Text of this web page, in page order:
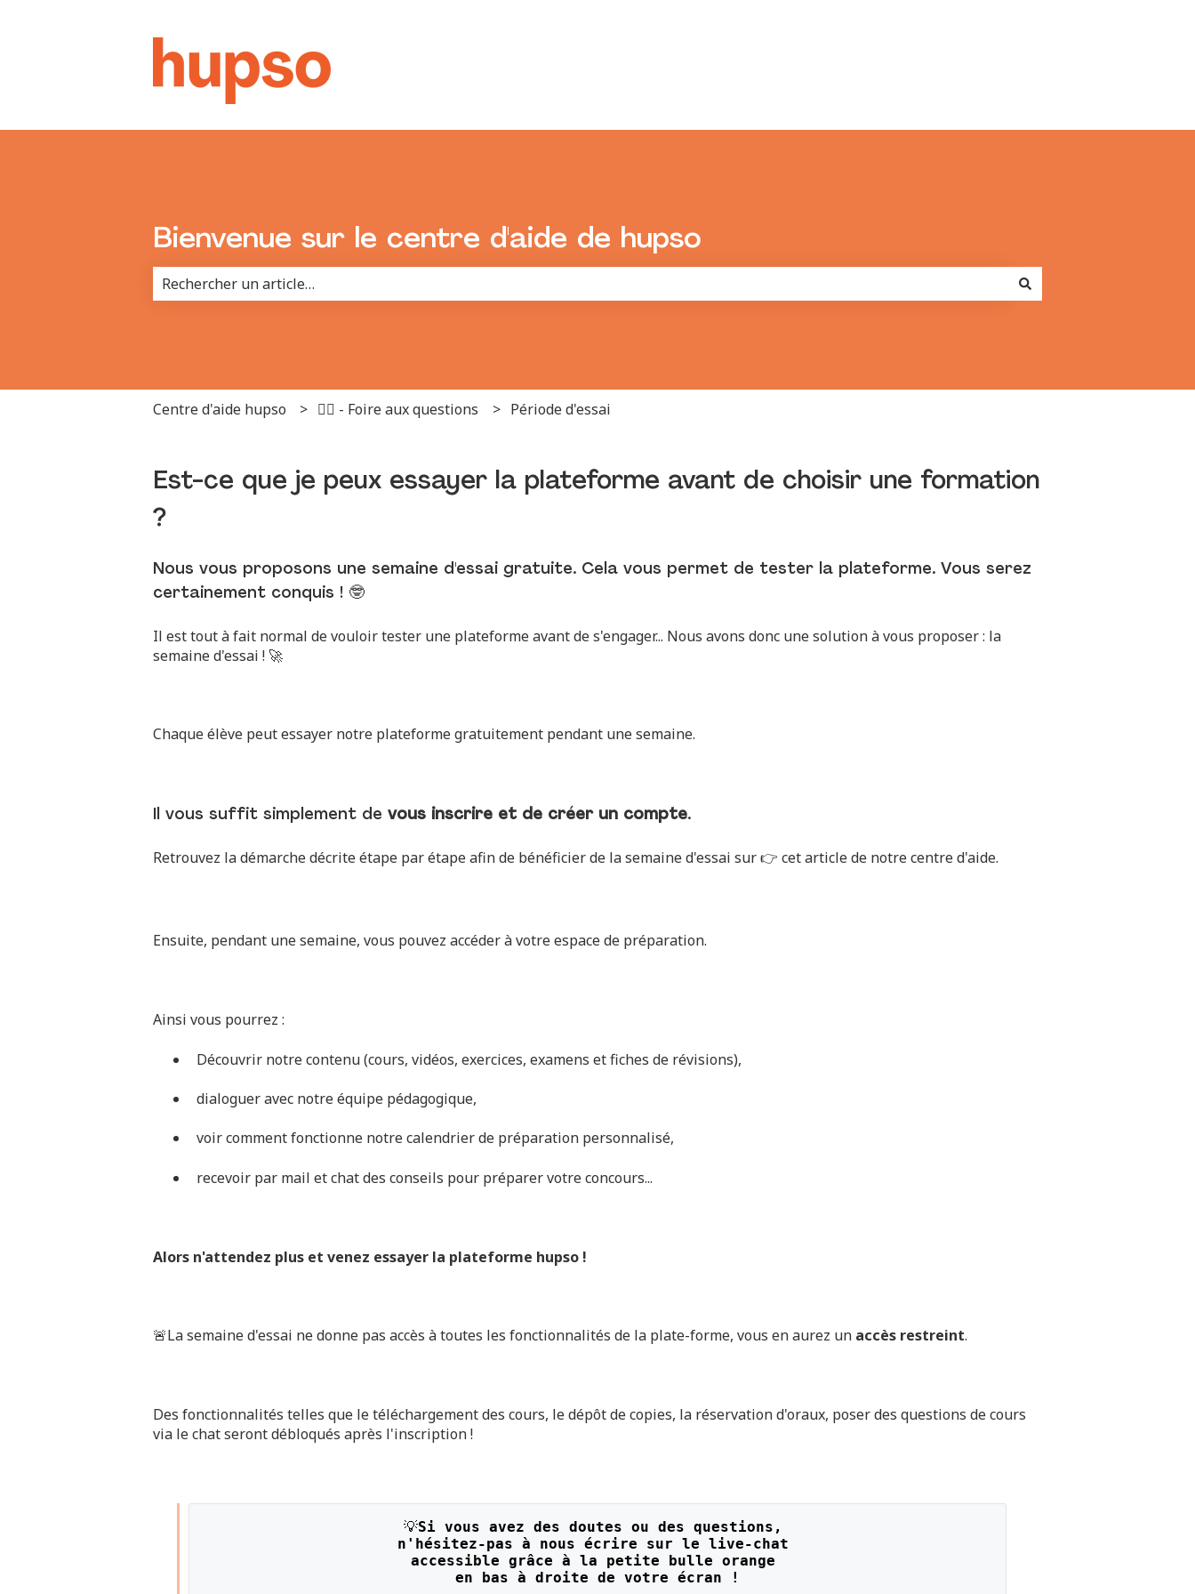
Bienvenue sur le centre d'aide de hupso
Centre d'aide hupso 🙋‍♂️ - Foire aux questions Période d'essai
Est-ce que je peux essayer la plateforme avant de choisir une formation
?
Nous vous proposons une semaine d'essai gratuite. Cela vous permet de tester la plateforme. Vous serez
certainement conquis ! 🤓
Il est tout à fait normal de vouloir tester une plateforme avant de s'engager... Nous avons donc une solution à vous proposer : la
semaine d'essai ! 🚀
Chaque élève peut essayer notre plateforme gratuitement pendant une semaine.
Il vous suffit simplement de vous inscrire et de créer un compte.
Retrouvez la démarche décrite étape par étape afin de bénéficier de la semaine d'essai sur 👉 cet article de notre centre d'aide.
Ensuite, pendant une semaine, vous pouvez accéder à votre espace de préparation.
Ainsi vous pourrez :
Découvrir notre contenu (cours, vidéos, exercices, examens et fiches de révisions),
dialoguer avec notre équipe pédagogique,
voir comment fonctionne notre calendrier de préparation personnalisé,
recevoir par mail et chat des conseils pour préparer votre concours...
Alors n'attendez plus et venez essayer la plateforme hupso !
🚨La semaine d'essai ne donne pas accès à toutes les fonctionnalités de la plate-forme, vous en aurez un accès restreint.
Des fonctionnalités telles que le téléchargement des cours, le dépôt de copies, la réservation d'oraux, poser des questions de cours
via le chat seront débloqués après l'inscription !
💡Si vous avez des doutes ou des questions,
n'hésitez-pas à nous écrire sur le live-chat
accessible grâce à la petite bulle orange
en bas à droite de votre écran !